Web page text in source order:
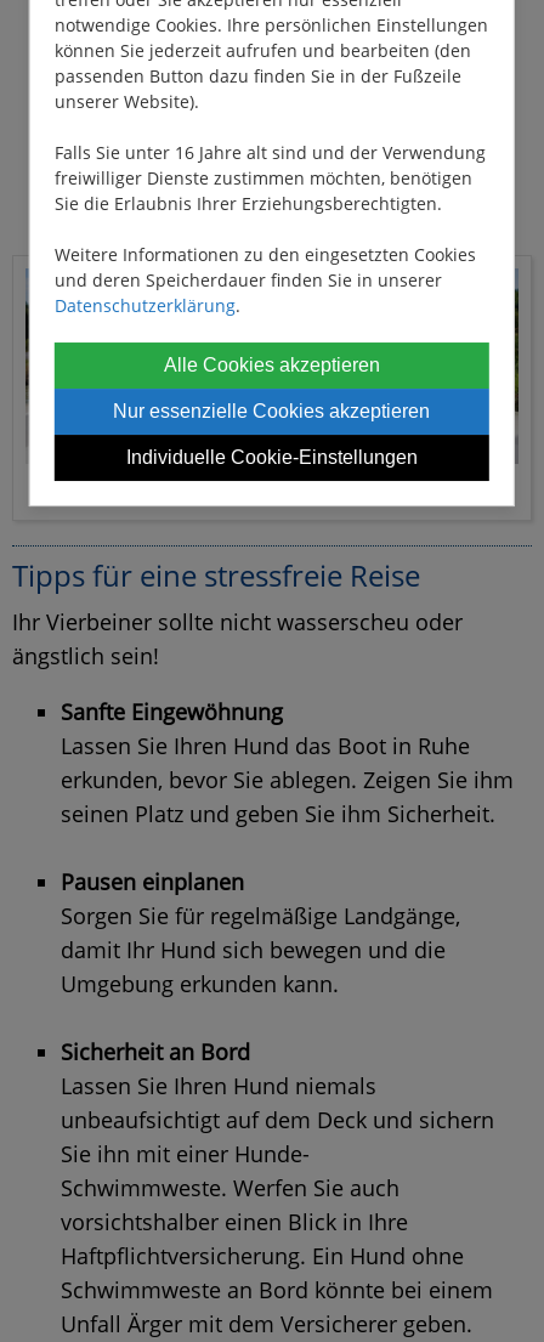
notwendige Cookies. Ihre persönlichen Einstellungen
können Sie jederzeit aufrufen und bearbeiten (den
passenden Button dazu finden Sie in der Fußzeile
unserer Website).
Falls Sie unter 16 Jahre alt sind und der Verwendung
freiwilliger Dienste zustimmen möchten, benötigen
Sie die Erlaubnis Ihrer Erziehungsberechtigten.
Weitere Informationen zu den eingesetzten Cookies
und deren Speicherdauer finden Sie in unserer
Datenschutzerklärung.
Alle Cookies akzeptieren
Nur essenzielle Cookies akzeptieren
Individuelle Cookie-Einstellungen
Leine, Halsband und Geschirr
Schwimmweste für Hunde (besonders
wichtig bei unsicheren Schwimmern)
Lieblingsspielzeug und Snacks
Erste-Hilfe-Set und Zeckenschutz
Tipps für eine stressfreie Reise
Ihr Vierbeiner sollte nicht wasserscheu oder
ängstlich sein!
Sanfte Eingewöhnung
Lassen Sie Ihren Hund das Boot in Ruhe
erkunden, bevor Sie ablegen. Zeigen Sie ihm
seinen Platz und geben Sie ihm Sicherheit.
Pausen einplanen
Sorgen Sie für regelmäßige Landgänge,
damit Ihr Hund sich bewegen und die
Umgebung erkunden kann.
Sicherheit an Bord
Lassen Sie Ihren Hund niemals
unbeaufsichtigt auf dem Deck und sichern
Sie ihn mit einer Hunde-
Schwimmweste. Werfen Sie auch
vorsichtshalber einen Blick in Ihre
Haftpflichtversicherung. Ein Hund ohne
Schwimmweste an Bord könnte bei einem
Unfall Ärger mit dem Versicherer geben.